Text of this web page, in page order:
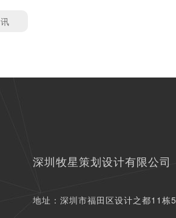
深圳牧星策划设计有限公司
地址：深圳市福田区设计之都11栋